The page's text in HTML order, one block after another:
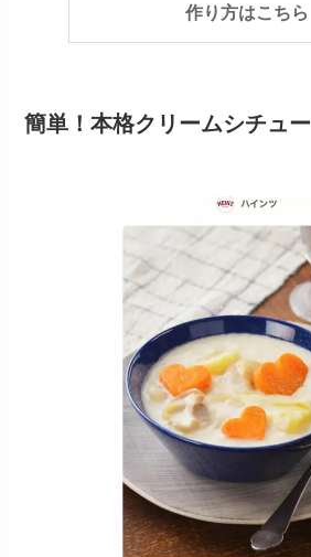
作り方はこちら
簡単！本格クリームシチュー